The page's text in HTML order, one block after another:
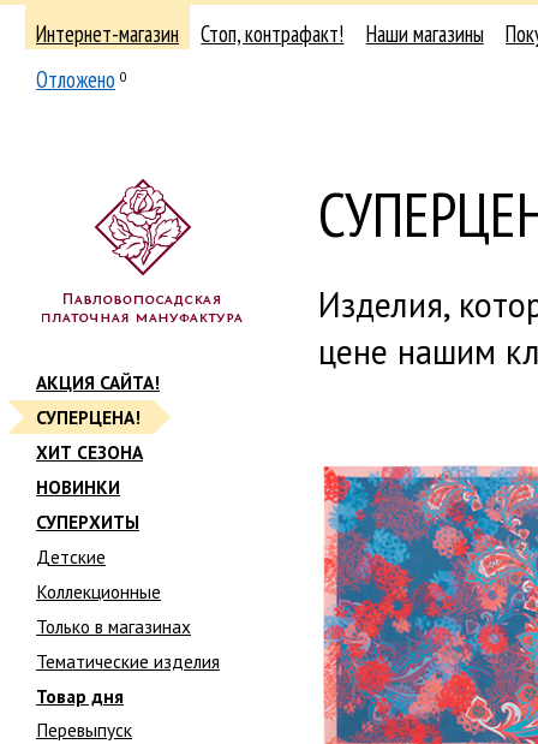
Интернет-магазин Стоп, контрафакт! Наши магазины
Отложено 0
АКЦИЯ САЙТА!
СУПЕРЦЕНА!
ХИТ СЕЗОНА
НОВИНКИ
СУПЕРХИТЫ
Детские
Коллекционные
Только в магазинах
Тематические изделия
Товар дня
Перевыпуск
Изделия,
цене нашим